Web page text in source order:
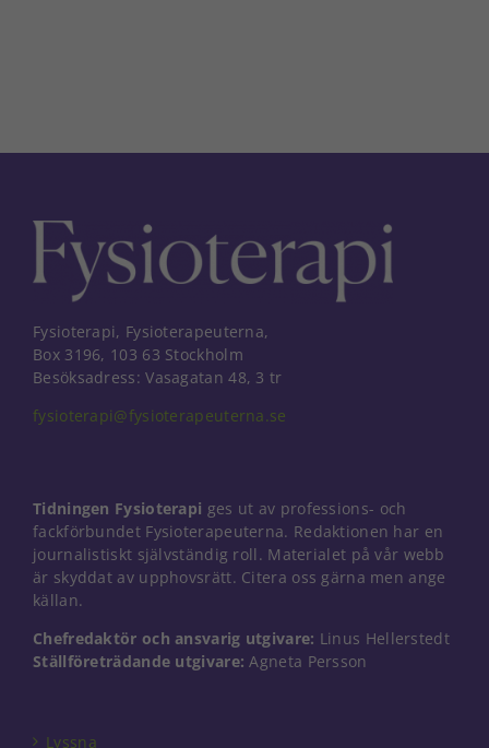
Fysioterapi, Fysioterapeuterna,
Box 3196, 103 63 Stockholm
Besöksadress: Vasagatan 48, 3 tr
fysioterapi@fysioterapeuterna.se
Tidningen Fysioterapi ges ut av professions- och
fackförbundet Fysioterapeuterna. Redaktionen har en
journalistiskt självständig roll. Materialet på vår webb
är skyddat av upphovsrätt. Citera oss gärna men ange
källan.
Chefredaktör och ansvarig utgivare: Linus Hellerstedt
Ställföreträdande utgivare: Agneta Persson
Lyssna
Nödvändiga